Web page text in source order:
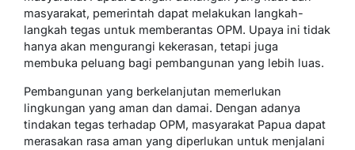
masyarakat, pemerintah dapat melakukan langkah-
langkah tegas untuk memberantas OPM. Upaya ini tidak
hanya akan mengurangi kekerasan, tetapi juga
membuka peluang bagi pembangunan yang lebih luas.
Pembangunan yang berkelanjutan memerlukan
lingkungan yang aman dan damai. Dengan adanya
tindakan tegas terhadap OPM, masyarakat Papua dapat
merasakan rasa aman yang diperlukan untuk menjalani